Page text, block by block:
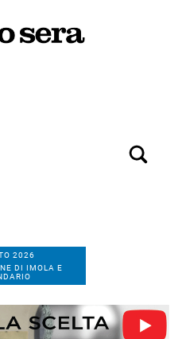
2026
DI IMOLA E